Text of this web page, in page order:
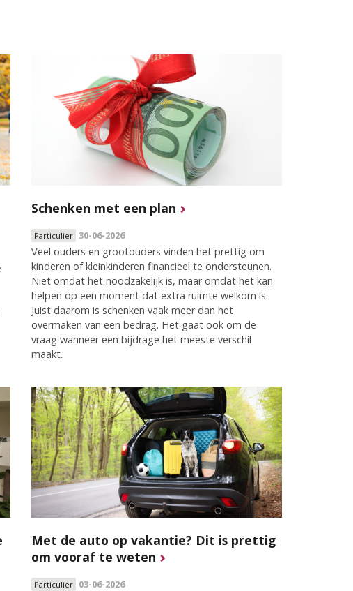
Schenken met een plan
Particulier 30-06-2026
Veel ouders en grootouders vinden het prettig om
kinderen of kleinkinderen financieel te ondersteunen.
Niet omdat het noodzakelijk is, maar omdat het kan
helpen op een moment dat extra ruimte welkom is.
Juist daarom is schenken vaak meer dan het
overmaken van een bedrag. Het gaat ook om de
vraag wanneer een bijdrage het meeste verschil
maakt.
Met de auto op vakantie? Dit is prettig
om vooraf te weten
Particulier 03-06-2026